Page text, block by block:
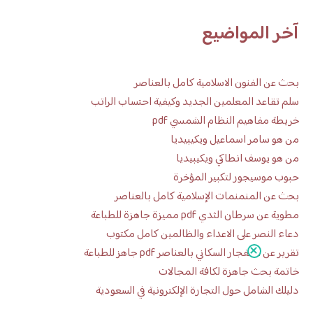
آخر المواضيع
بحث عن الفنون الاسلامية كامل بالعناصر
سلم تقاعد المعلمين الجديد وكيفية احتساب الراتب
خريطة مفاهيم النظام الشمسي pdf
من هو سامر اسماعيل ويكيبيديا
من هو يوسف انطاكي ويكيبيديا
حبوب موسيجور لتكبير المؤخرة
بحث عن المنمنمات الإسلامية كامل بالعناصر
مطوية عن سرطان الثدي pdf مميزة جاهزة للطباعة
دعاء النصر على الاعداء والظالمين كامل مكتوب
تقرير عن الانفجار السكاني بالعناصر pdf جاهز للطباعة
خاتمة بحث جاهزة لكافة المجالات
دليلك الشامل حول التجارة الإلكترونية في السعودية